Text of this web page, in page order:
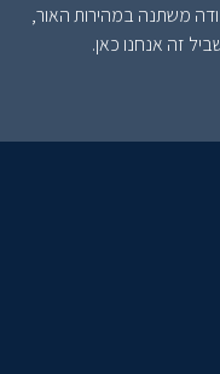
משתנה במהירות האור,
זה אנחנו כאן.